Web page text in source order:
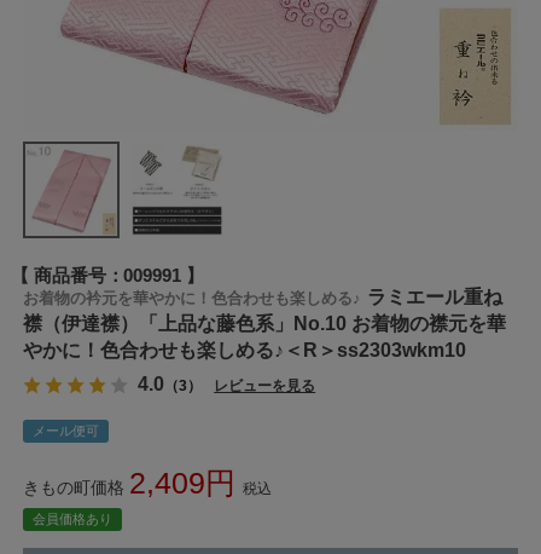
商品番号 009991
お着物の衿元を華やかに！色合わせも楽しめる♪ ラミエール重ね
襟（伊達襟）「上品な藤色系」No.10 お着物の襟元を華
やかに！色合わせも楽しめる♪＜R＞ss2303wkm10
4.0 （3） レビューを見る
メール便可
きもの町価格 2,409 税込
会員価格あり